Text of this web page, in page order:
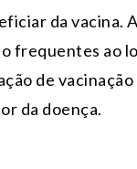
da
ao
de
da doença.